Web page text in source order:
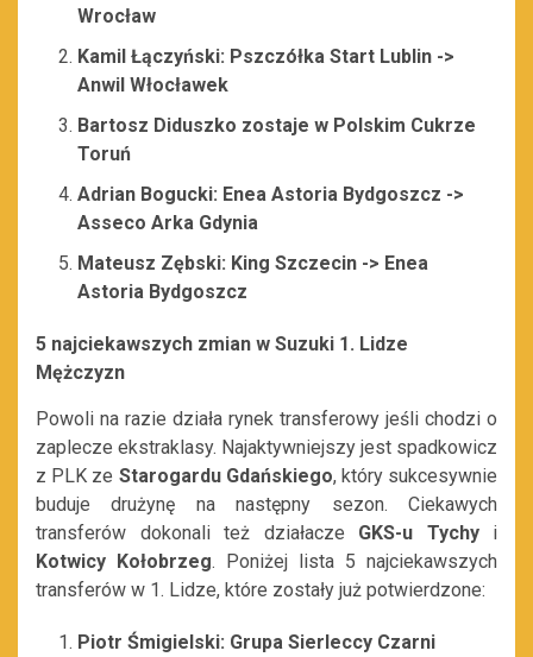
Wrocław
Kamil Łączyński: Pszczółka Start Lublin ->
Anwil Włocławek
Bartosz Diduszko zostaje w Polskim Cukrze
Toruń
Adrian Bogucki: Enea Astoria Bydgoszcz ->
Asseco Arka Gdynia
Mateusz Zębski: King Szczecin -> Enea
Astoria Bydgoszcz
5 najciekawszych zmian w Suzuki 1. Lidze
Mężczyzn
Powoli na razie działa rynek transferowy jeśli chodzi o
zaplecze ekstraklasy. Najaktywniejszy jest spadkowicz
z PLK ze Starogardu Gdańskiego, który sukcesywnie
buduje drużynę na następny sezon. Ciekawych
transferów dokonali też działacze GKS-u Tychyi
Kotwicy Kołobrzeg. Poniżej lista 5 najciekawszych
transferów w 1. Lidze, które zostały już potwierdzone:
Piotr Śmigielski: Grupa Sierleccy Czarni